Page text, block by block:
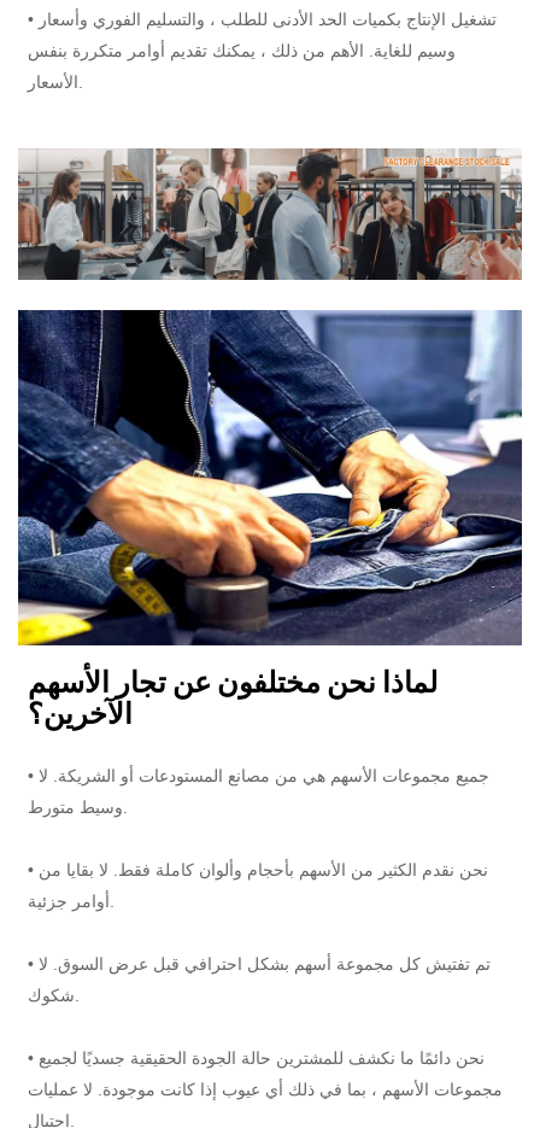
• تشغيل الإنتاج بكميات الحد الأدنى للطلب ، والتسليم الفوري وأسعار
وسيم للغاية. الأهم من ذلك ، يمكنك تقديم أوامر متكررة بنفس
لماذا نحن مختلفون عن تجار الأسهم
الآخرين؟
• جميع مجموعات الأسهم هي من مصانع المستودعات أو الشريكة. لا
• نحن نقدم الكثير من الأسهم بأحجام وألوان كاملة فقط. لا بقايا من
• تم تفتيش كل مجموعة أسهم بشكل احترافي قبل عرض السوق. لا
• نحن دائمًا ما نكشف للمشترين حالة الجودة الحقيقية جسديًا لجميع
مجموعات الأسهم ، بما في ذلك أي عيوب إذا كانت موجودة. لا عمليات